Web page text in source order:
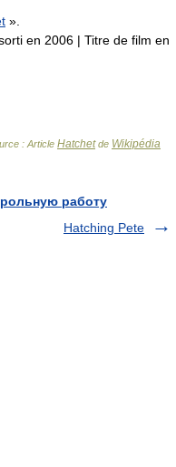
».
en 2006 | Titre de film en
: Article Hatchetde Wikipédia
работу
Hatching Pete